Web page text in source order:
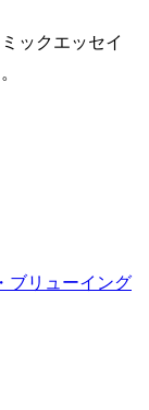
ックエッセイ
。
ブリューイング